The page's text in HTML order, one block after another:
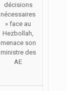
décisions
nécessaires
» face au
Hezbollah,
menace son
ministre des
AE